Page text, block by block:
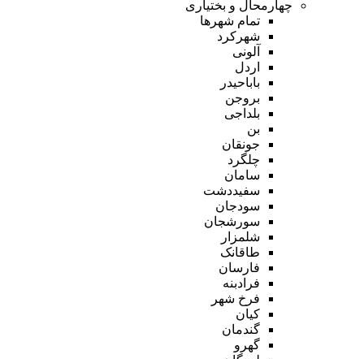
چهارمحال و بختیاری
تمام شهر‌ها
شهرکرد
آلونی
اردل
باباحیدر
بروجن
بلداجی
بن
جونقان
چلگرد
سامان
سفیددشت
سودجان
سورشجان
شلمزار
طاقانک
فارسان
فرادبنه
فرخ شهر
کیان
گندمان
گهرو